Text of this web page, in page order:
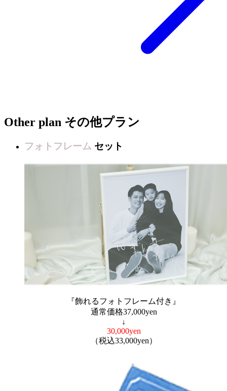
Other plan その他プラン
フォトフレーム セット
『飾れるフォトフレーム付き』
通常価格37,000yen
↓
30,000yen
（税込33,000yen）